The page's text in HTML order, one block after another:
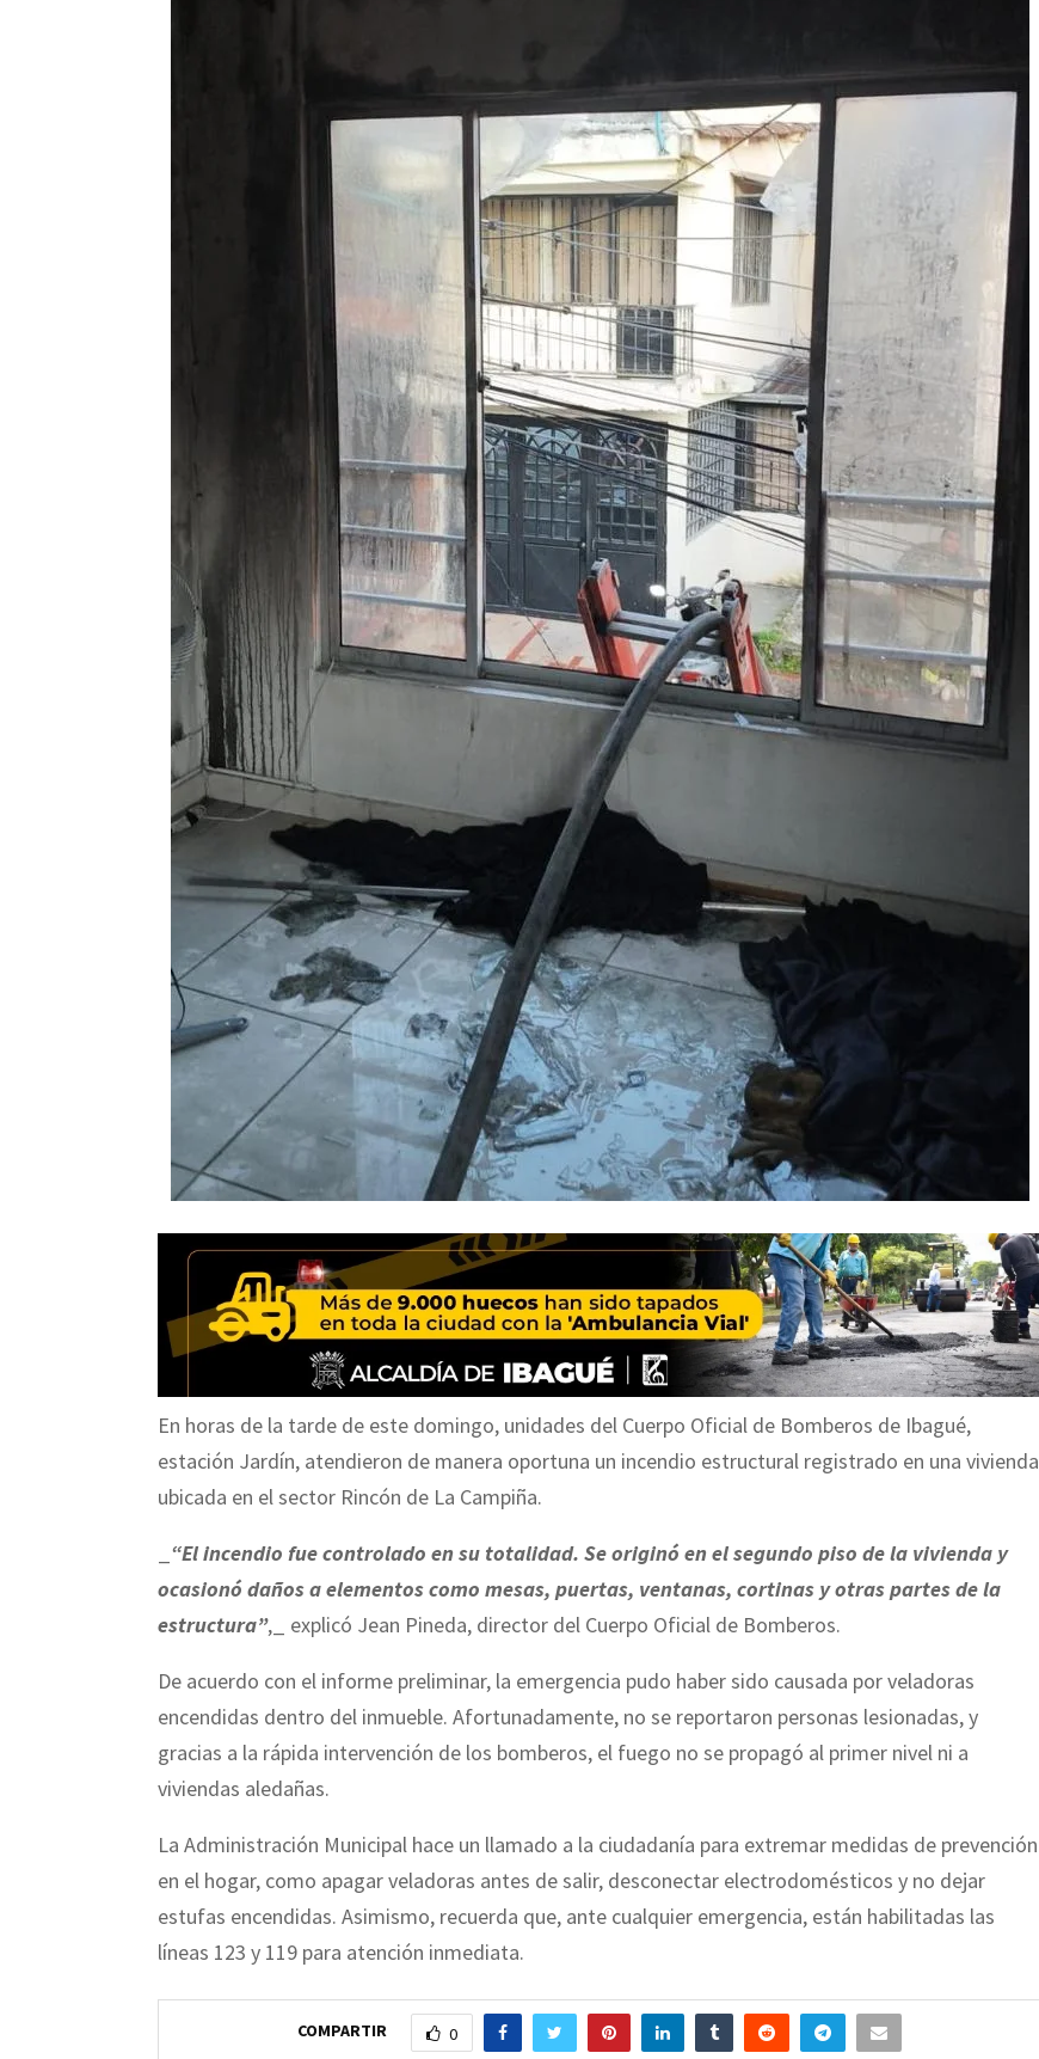
En horas de la tarde de este domingo, unidades del Cuerpo Oficial de Bomberos de Ibagué,
estación Jardín, atendieron de manera oportuna un incendio estructural registrado en una vivienda
ubicada en el sector Rincón de La Campiña.
“El incendio fue controlado en su totalidad. Se originó en el segundo piso de la vivienda y
ocasionó daños a elementos como mesas, puertas, ventanas, cortinas y otras partes de la
estructura”,_ explicó Jean Pineda, director del Cuerpo Oficial de Bomberos.
De acuerdo con el informe preliminar, la emergencia pudo haber sido causada por veladoras
encendidas dentro del inmueble. Afortunadamente, no se reportaron personas lesionadas, y
gracias a la rápida intervención de los bomberos, el fuego no se propagó al primer nivel ni a
viviendas aledañas.
La Administración Municipal hace un llamado a la ciudadanía para extremar medidas de prevención
en el hogar, como apagar veladoras antes de salir, desconectar electrodomésticos y no dejar
estufas encendidas. Asimismo, recuerda que, ante cualquier emergencia, están habilitadas las
líneas 123 y 119 para atención inmediata.
COMPARTIR 0